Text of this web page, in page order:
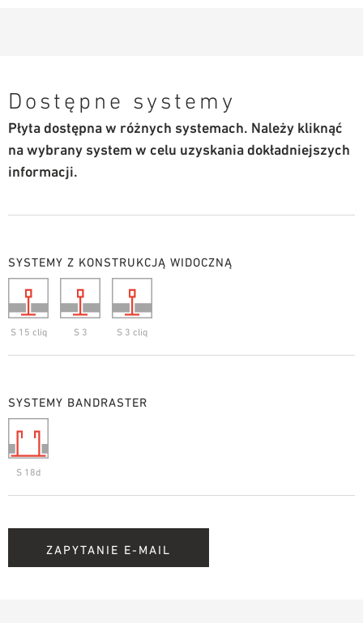
Dostępne systemy
Płyta dostępna w różnych systemach. Należy kliknąć
na wybrany system w celu uzyskania dokładniejszych
informacji.
SYSTEMY Z KONSTRUKCJĄ WIDOCZNĄ
S 15 cliq S 3 S 3 cliq
SYSTEMY BANDRASTER
S 18d
ZAPYTANIE E-MAIL